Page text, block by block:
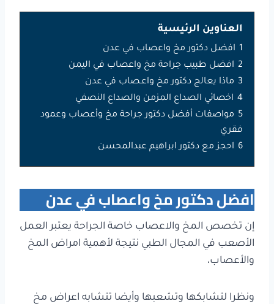
العناوين الرئيسية
1
افضل دكتور مخ واعصاب في عدن
2 افضل طبيب جراحة مخ واعصاب في اليمن
3 ماذا يعالج دكتور مخ واعـصاب في عدن
4 اخصائي الصداع المزمن والصداع النصفي
5 مواصفات أفضل دكتور جراحة مخ وأعصاب وعمود
فقري
6 احجز مع دكتور ابراهيم عبدالمحسن
افضل دكتور مخ واعصاب في عدن
إن تخصص المخ والاعصاب خاصة الجراحة يعتبر العمل
الأصعب في المجال الطبي نتيجة لأهمية امراض المخ
والأعصاب،
ونظرا لتشابكها وتشعبها وأيضا تتشابه اعراض مخ